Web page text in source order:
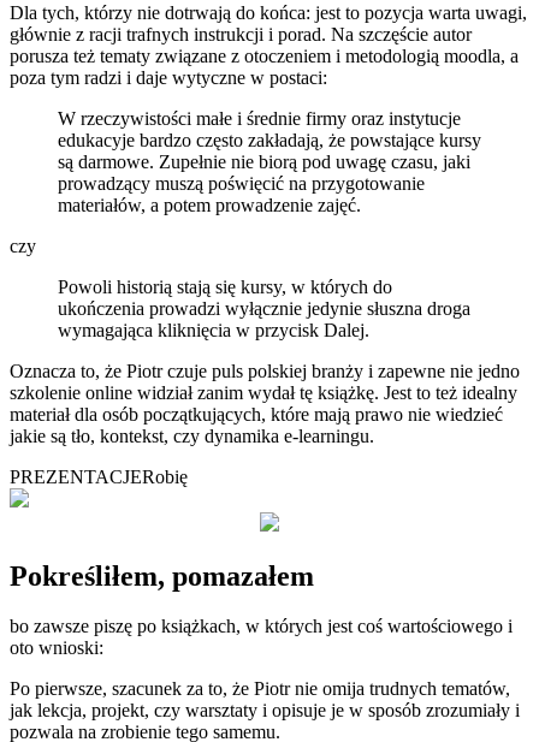
Dla tych, którzy nie dotrwają do końca: jest to pozycja warta uwagi,
głównie z racji trafnych instrukcji i porad. Na szczęście autor
porusza też tematy związane z otoczeniem i metodologią moodla, a
poza tym radzi i daje wytyczne w postaci:
W rzeczywistości małe i średnie firmy oraz instytucje
edukacyje bardzo często zakładają, że powstające kursy
są darmowe. Zupełnie nie biorą pod uwagę czasu, jaki
prowadzący muszą poświęcić na przygotowanie
materiałów, a potem prowadzenie zajęć.
czy
Powoli historią stają się kursy, w których do
ukończenia prowadzi wyłącznie jedynie słuszna droga
wymagająca kliknięcia w przycisk Dalej.
Oznacza to, że Piotr czuje puls polskiej branży i zapewne nie jedno
szkolenie online widział zanim wydał tę książkę. Jest to też idealny
materiał dla osób początkujących, które mają prawo nie wiedzieć
jakie są tło, kontekst, czy dynamika e-learningu.
PREZENTACJERobię
Pokreśliłem, pomazałem
bo zawsze piszę po książkach, w których jest coś wartościowego i
oto wnioski:
Po pierwsze, szacunek za to, że Piotr nie omija trudnych tematów,
jak lekcja, projekt, czy warsztaty i opisuje je w sposób zrozumiały i
pozwala na zrobienie tego samemu.